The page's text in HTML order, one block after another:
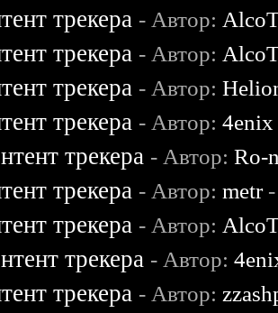
трекера - Автор:
трекера - Автор:
трекера - Автор:
трекера - Автор:4enix
трекера - Автор:Ro-
трекера - Автор:metr-
трекера - Автор:
трекера - Автор:
трекера - Автор: